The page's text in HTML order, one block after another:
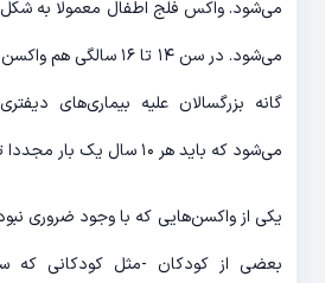
می‌شود. واکس فلج اطفال معمولا به شکل
می‌شود. در سن ۱۴ تا ۱۶
گانه بزرگسالان علیه بیماری‌های
می‌شود که باید هر ۱۰ سال یک بار مجددا تکرار شود.
یکی از واکسن‌هایی که با وجود ضروری
بعضی از کودکان -مثل کودکانی که